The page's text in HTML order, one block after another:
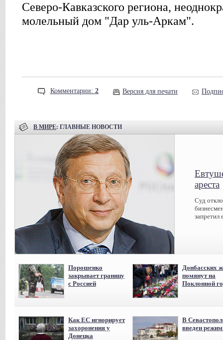
Северо-Кавказского региона,
молельный дом "Дар уль-Аркам".
Комментарии: 2 Версия для печати
В МИРЕ: ГЛАВНЫЕ НОВОСТИ
ареста
Суд
запретил
Порошенко
закрывает границу
с Россией
Донбасских
помянут на
Поклонной
Как ЕС игнорирует
захоронения у
Донецка
В
введен